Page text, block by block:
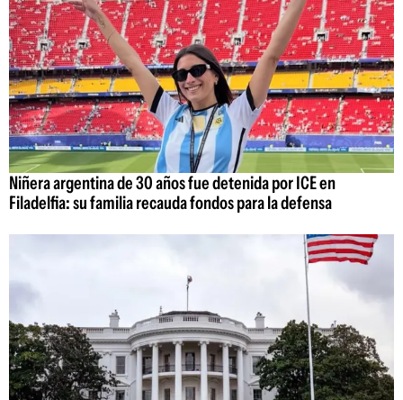
Niñera argentina de 30 años fue detenida por ICE en
Filadelfia: su familia recauda fondos para la defensa